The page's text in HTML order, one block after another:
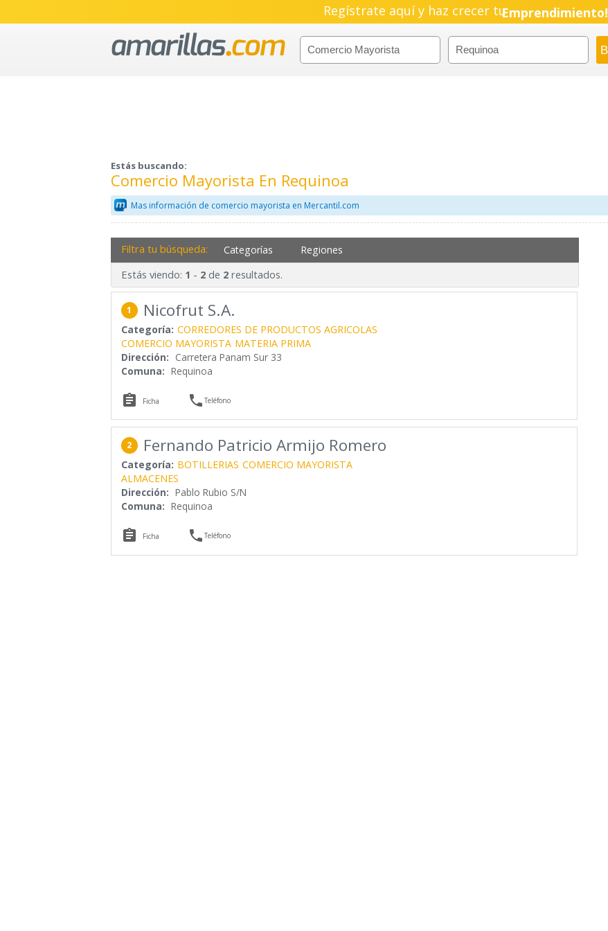
Regístrate aquí y haz crecer tuEmprendimiento!
Estás buscando:
Comercio Mayorista En Requinoa
Mas información de comercio mayorista en Mercantil.com
Filtra tu búsqueda: Categorías Regiones
Estás viendo: 1 - 2de 2resultados.
1 Nicofrut S.A.
Categoría: CORREDORES DE PRODUCTOS AGRICOLAS
COMERCIO MAYORISTA MATERIA PRIMA
Dirección: Carretera Panam Sur 33
Comuna: Requinoa
 Ficha Teléfono
2 Fernando Patricio Armijo Romero
Categoría: BOTILLERIAS COMERCIO MAYORISTA
ALMACENES
Dirección: Pablo Rubio S/N
Comuna: Requinoa
 Ficha Teléfono